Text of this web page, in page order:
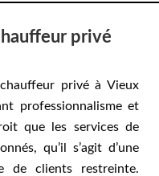
privé
privé à Vieux
professionnalisme et
que les services de
qu’il s’agit d’une
de clients restreinte.